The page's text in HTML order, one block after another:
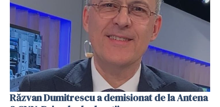
Răzvan Dumitrescu a demisionat de la Antena